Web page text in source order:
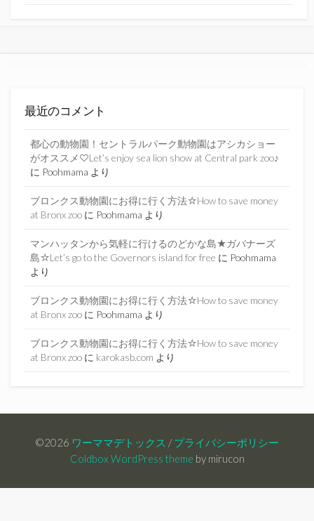
最近のコメント
都心の動物園！セントラルパーク動物園はアシカショー
がオススメ♡Let’s enjoy sea lion show at Central park zoo♪
に Poohmama より
ブロンクス動物園にお得に行く方法☆How to save money
at Bronx zoo に Poohmama より
マンハッタンから気軽に行けるのどかな島★ガバナーズ
島☆Let’s go to the Governors island for free に Poohmama
より
ブロンクス動物園にお得に行く方法☆How to save money
at Bronx zoo に Poohmama より
ブロンクス動物園にお得に行く方法☆How to save money
at Bronx zoo に karokasb.com より
©2026 ワーママデトックス / プライバシーポリシー
Coldbox WordPress theme by mirucon